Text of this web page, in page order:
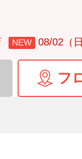
NEW 08/02（
フ